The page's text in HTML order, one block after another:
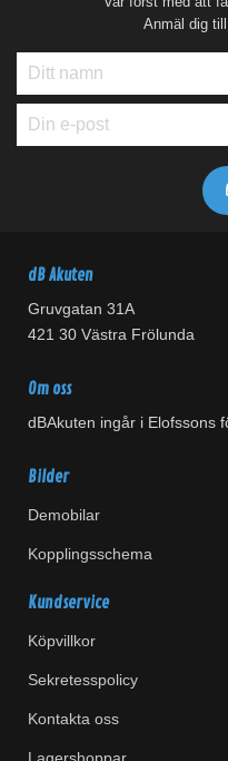
Anmäl dig
dB Akuten
Gruvgatan 31A
421 30 Västra Frölunda
Om oss
dBAkuten ingår i Elofssons
Bilder
Demobilar
Kopplingsschema
Kundservice
Köpvillkor
Sekretesspolicy
Kontakta oss